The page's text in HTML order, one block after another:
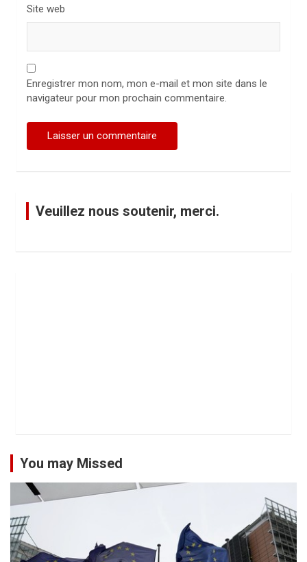
Site web
Enregistrer mon nom, mon e-mail et mon site dans le
navigateur pour mon prochain commentaire.
Veuillez nous soutenir, merci.
You may Missed